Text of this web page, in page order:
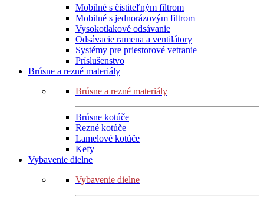
Mobilné s čistiteľným filtrom
Mobilné s jednorázovým filtrom
Vysokotlakové odsávanie
Odsávacie ramena a ventilátory
Systémy pre priestorové vetranie
Príslušenstvo
Brúsne a rezné materiály
Brúsne a rezné materiály
Brúsne kotúče
Rezné kotúče
Lamelové kotúče
Kefy
Vybavenie dielne
Vybavenie dielne